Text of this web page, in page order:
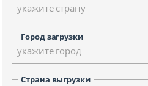
укажите страну
Город загрузки
укажите город
Страна выгрузки